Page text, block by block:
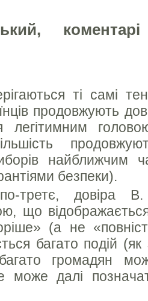
ті самі
продовжують
легітимним
найближчим
безпеки).
третє, довіра
що
(а не
багато подій (як
громадян
може далі